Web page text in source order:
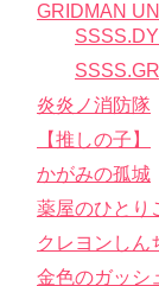
GRIDMAN
炎炎ノ消防隊
【推しの子】
かがみの孤城
薬屋のひとり
クレヨンしん
金色のガッシ